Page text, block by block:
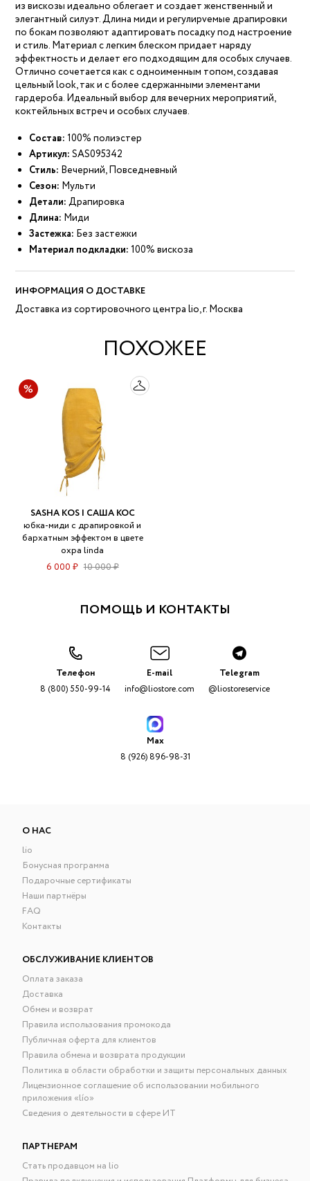
из вискозы идеально облегает и создает женственный и
элегантный силуэт. Длина миди и регулирvемые драпировки
по бокам позволяют адаптировать посадку под настроение
и стиль. Материал с легким блеском придает наряду
эффектность и делает его подходящим для особых случаев.
Отлично сочетается как с одноименным топом, создавая
цельный look, так и с более сдержанными элементами
гардероба. Идеальный выбор для вечерних мероприятий,
коктейльных встреч и особых случаев.
Состав: 100% полиэстер
Артикул: SAS095342
Стиль: Вечерний, Повседневный
Сезон: Мульти
Детали: Драпировка
Длина: Миди
Застежка: Без застежки
Материал подкладки: 100% вискоза
ИНФОРМАЦИЯ О ДОСТАВКЕ
Доставка из сортировочного центра lio, г. Москва
ПОХОЖЕЕ
SASHA KOS | САША КОС
юбка-миди с драпировкой и
бархатным эффектом в цвете
охра linda
6 000 ₽ 10 000 ₽
ПОМОЩЬ И КОНТАКТЫ
Телефон
8 (800) 550-99-14
E-mail
info@liostore.com
Telegram
@liostoreservice
Max
8 (926) 896-98-31
О НАС
lio
Бонусная программа
Подарочные сертификаты
Наши партнёры
FAQ
Контакты
ОБСЛУЖИВАНИЕ КЛИЕНТОВ
Оплата заказа
Доставка
Обмен и возврат
Правила использования промокода
Публичная оферта для клиентов
Правила обмена и возврата продукции
Политика в области обработки и защиты персональных данных
Лицензионное соглашение об использовании мобильного
приложения «lío»
Сведения о деятельности в сфере ИТ
ПАРТНЕРАМ
Стать продавцом на lio